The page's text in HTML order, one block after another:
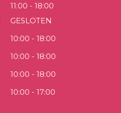
11:00 - 18:00
GESLOTEN
10:00 - 18:00
10:00 - 18:00
10:00 - 18:00
10:00 - 17:00